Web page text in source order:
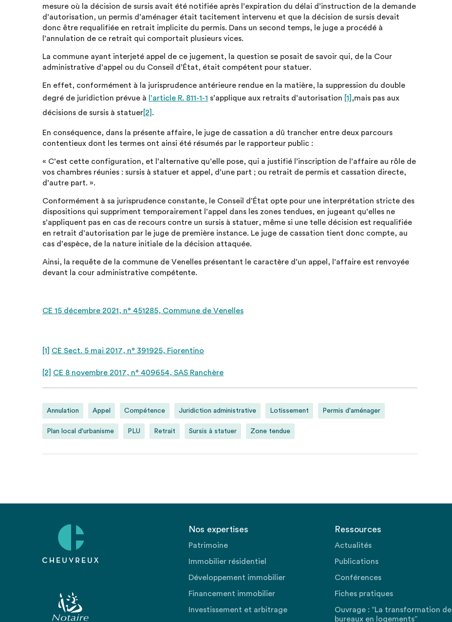
mesure où la décision de sursis avait été notifiée après l’expiration du délai d’instruction de la demande
d’autorisation, un permis d’aménager était tacitement intervenu et que la décision de sursis devait
donc être requalifiée en retrait implicite du permis. Dans un second temps, le juge a procédé à
l’annulation de ce retrait qui comportait plusieurs vices.
La commune ayant interjeté appel de ce jugement, la question se posait de savoir qui, de la Cour
administrative d’appel ou du Conseil d’État, était compétent pour statuer.
En effet, conformément à la jurisprudence antérieure rendue en la matière, la suppression du double
degré de juridiction prévue à l’article R. 811-1-1 s’applique aux retraits d’autorisation [1] ,mais pas aux
décisions de sursis à statuer [2] .
En conséquence, dans la présente affaire, le juge de cassation a dû trancher entre deux parcours
contentieux dont les termes ont ainsi été résumés par le rapporteur public :
« C’est cette configuration, et l’alternative qu’elle pose, qui a justifié l’inscription de l’affaire au rôle de
vos chambres réunies : sursis à statuer et appel, d’une part ; ou retrait de permis et cassation directe,
d’autre part. ».
Conformément à sa jurisprudence constante, le Conseil d’État opte pour une interprétation stricte des
dispositions qui suppriment temporairement l’appel dans les zones tendues, en jugeant qu’elles ne
s’appliquent pas en cas de recours contre un sursis à statuer, même si une telle décision est requalifiée
en retrait d’autorisation par le juge de première instance. Le juge de cassation tient donc compte, au
cas d’espèce, de la nature initiale de la décision attaquée.
Ainsi, la requête de la commune de Venelles présentant le caractère d’un appel, l’affaire est renvoyée
devant la cour administrative compétente.
CE 15 décembre 2021, n° 451285, Commune de Venelles
[1] CE Sect. 5 mai 2017, n° 391925, Fiorentino
[2] CE 8 novembre 2017, n° 409654, SAS Ranchère
Annulation Appel Compétence Juridiction administrative Lotissement Permis d'aménager
Plan local d'urbanisme PLU Retrait Sursis à statuer Zone tendue
Nos expertises
Patrimoine
Immobilier résidentiel
Développement immobilier
Financement immobilier
Investissement et arbitrage
Ressources
Actualités
Publications
Conférences
Fiches pratiques
Ouvrage : “La transformation de
bureaux en logements”